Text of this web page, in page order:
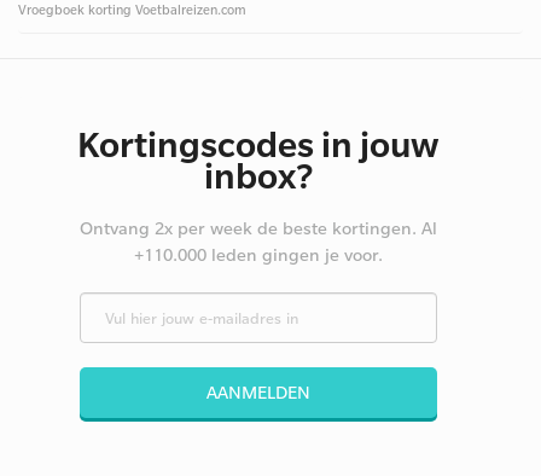
Vroegboek korting Voetbalreizen.com
Kortingscodes in jouw
inbox?
Ontvang 2x per week de beste kortingen. Al
+110.000 leden gingen je voor.
AANMELDEN